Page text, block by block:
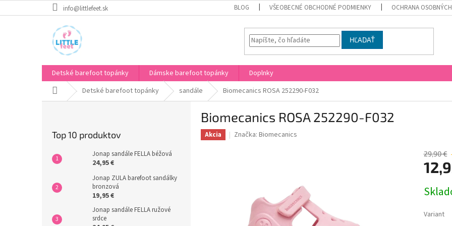
na
info@littlefeet.sk BLOG VŠEOBECNÉ OBCHODNÉ PODMIENKY OCHRANA
HĽADAŤ
Detské barefoot topánky Dámske barefoot topánky
Doplnky
DomovDetské barefoot topánky sandále Biomecanics ROSA 252290-F032
Top 10 produktov
Jonap sandále FELLA béžová
24,95 €
Jonap ZULA barefoot sandálky
bronzová
19,95 €
Jonap sandále FELLA ružové
srdce
Biomecanics ROSA 252290-F032
Akcia Značka: Biomecanics
29,90 €
cena:
Variant